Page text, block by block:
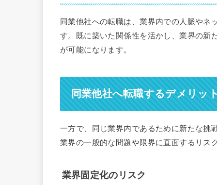
同業他社への転職は、業界内での人脈やネ
す。既に築いた関係性を活かし、業界の新
が可能になります。
同業他社へ転職するデメリッ
一方で、同じ業界内であるために新たな挑
業界の一般的な問題や限界に直面するリス
業界固定化のリスク